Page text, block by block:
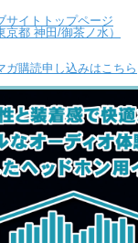
サイトトップページ
都 神田/御茶ノ水）
ガ購読申し込みはこちら